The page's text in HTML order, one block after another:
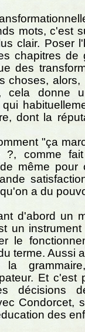
mots, c'est
clair. Poser
chapitres de
des
choses, alors,
cela donne
dont la
"ça
?, comme
même pour
a du
d'abord un
un
le
terme. Aussi
Et c'est
décisions
Condorcet,
des